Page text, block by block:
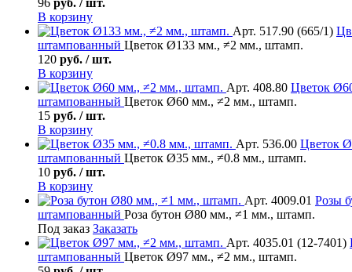
96 руб. / шт.
В корзину
Арт. 517.90 (665/1)
штампованный Цветок Ø133 мм., ≠2 мм., штамп.
120 руб. / шт.
В корзину
Арт. 408.80 Цветок
штампованный Цветок Ø60 мм., ≠2 мм., штамп.
15 руб. / шт.
В корзину
Арт. 536.00 Цветок
штампованный Цветок Ø35 мм., ≠0.8 мм., штамп.
10 руб. / шт.
В корзину
Арт. 4009.01 Розы
штампованный Роза бутон Ø80 мм., ≠1 мм., штамп.
Под заказ Заказать
Арт. 4035.01 (12-7401)
штампованный Цветок Ø97 мм., ≠2 мм., штамп.